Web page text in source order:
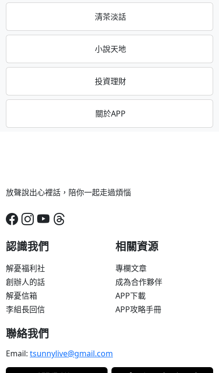
清茶淡話
小說天地
投資理財
關於APP
放聲說出心裡話，陪你一起走過煩惱
認識我們
解憂福利社
創辦人的話
解憂信箱
李組長回信
相關資源
專欄文章
成為合作夥伴
APP下載
APP攻略手冊
聯絡我們
Email: tsunnylive@gmail.com